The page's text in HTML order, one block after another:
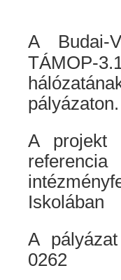
A Budai-
TÁMOP-
pályázaton.
A projekt
Iskolában
A pályázat
0262